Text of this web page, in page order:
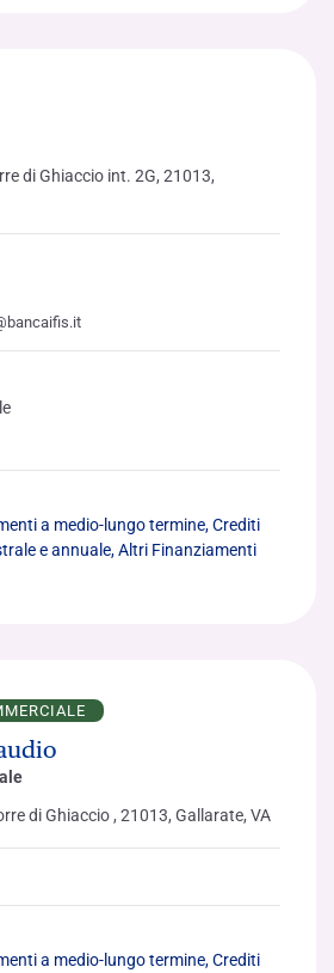
di Ghiaccio int. 2G, 21013,
a medio-lungo termine, Crediti
e annuale, Altri Finanziamenti
di Ghiaccio , 21013, Gallarate, VA
a medio-lungo termine, Crediti